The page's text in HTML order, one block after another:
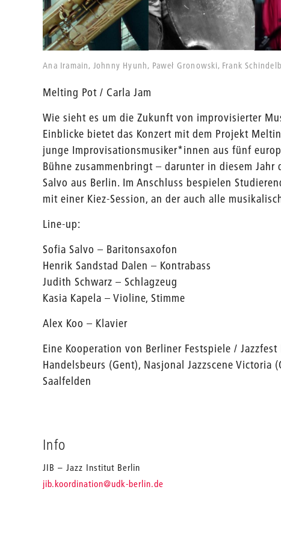
Ana Iramain, Johnny Hyunh, Paweł Gronowski, Frank
Melting Pot / Carla Jam
Wie sieht es um die Zukunft von improvisierter
Einblicke bietet das Konzert mit dem Projekt
junge Improvisationsmusiker*innen aus fünf
Bühne zusammenbringt – darunter in diesem
Salvo aus Berlin. Im Anschluss bespielen
mit einer Kiez-Session, an der auch alle
Line-up:
Sofia Salvo – Baritonsaxofon
Henrik Sandstad Dalen – Kontrabass
Judith Schwarz – Schlagzeug
Kasia Kapela – Violine, Stimme
Alex Koo – Klavier
Eine Kooperation von Berliner Festspiele /
Handelsbeurs (Gent), Nasjonal Jazzscene
Saalfelden
Info
JIB – Jazz Institut Berlin
jib.koordination_
@udk-berlin.de